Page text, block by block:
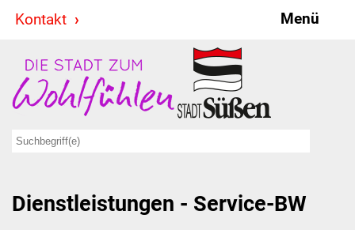
Kontakt Menü
Stadt & Politik
Bürgermeister
Ausschüsse
Dienstleistungen - Service-BW